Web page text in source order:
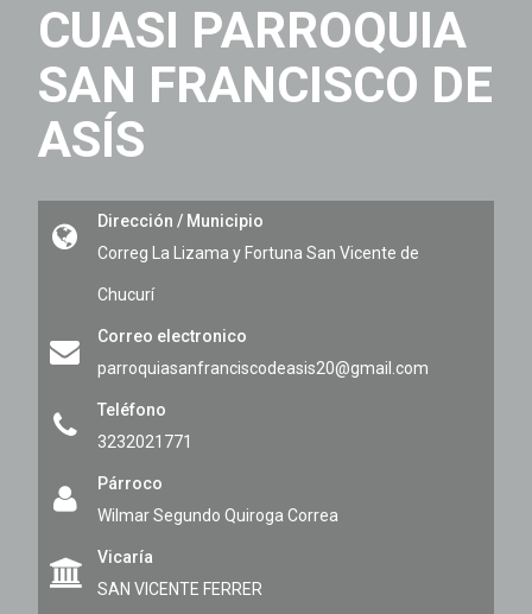
CUASI PARROQUIA
SAN FRANCISCO DE
ASÍS
Dirección / Municipio
Correg La Lizama y Fortuna San Vicente de
Chucurí
Correo electronico
parroquiasanfranciscodeasis20@gmail.com
Teléfono
3232021771
Párroco
Wilmar Segundo Quiroga Correa
Vicaría
SAN VICENTE FERRER